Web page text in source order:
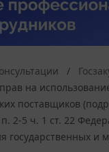
на
поставщиков
2-5 ч. 1 ст. 22
государственных